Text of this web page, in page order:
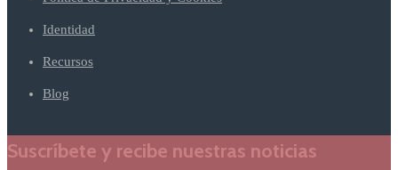
Identidad
Recursos
Blog
Suscríbete y recibe nuestras noticias